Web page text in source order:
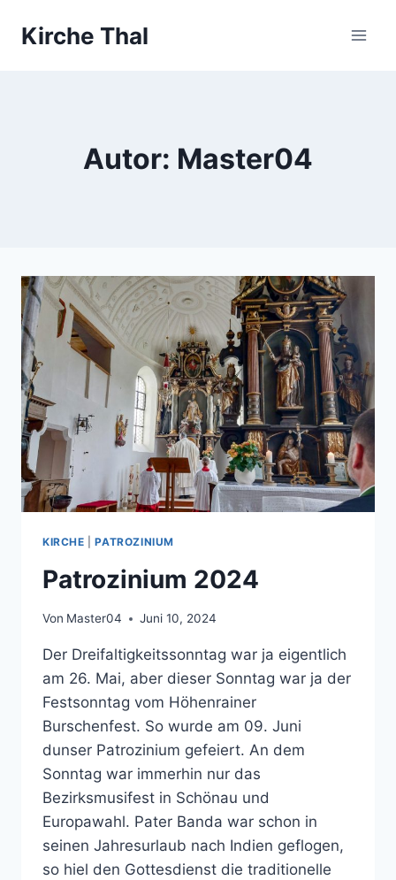
InhaltKirche Thal
Autor: Master04
KIRCHE |PATROZINIUM
Patrozinium 2024
Von Master04 Juni 10, 2024
Der Dreifaltigkeitssonntag war ja eigentlich
am 26. Mai, aber dieser Sonntag war ja der
Festsonntag vom Höhenrainer
Burschenfest. So wurde am 09. Juni
dunser Patrozinium gefeiert. An dem
Sonntag war immerhin nur das
Bezirksmusifest in Schönau und
Europawahl. Pater Banda war schon in
seinen Jahresurlaub nach Indien geflogen,
so hiel den Gottesdienst die traditionelle